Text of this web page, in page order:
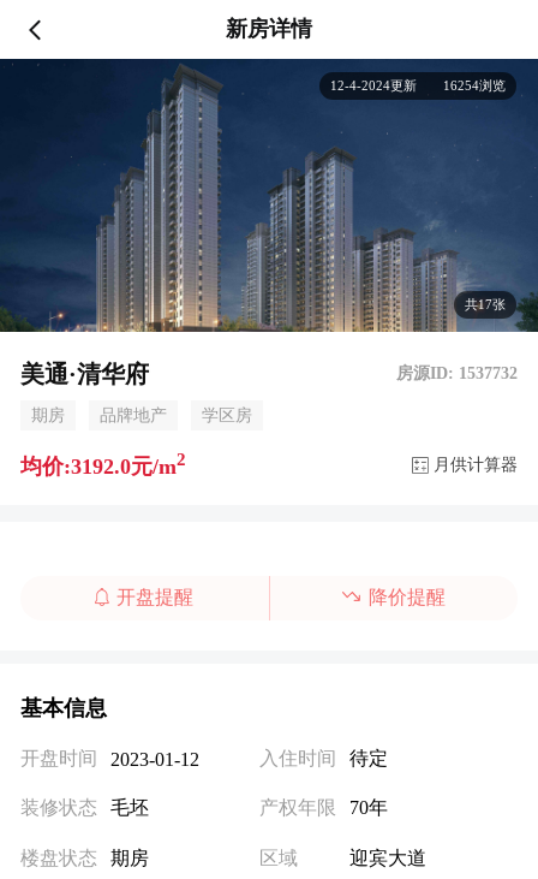
新房详情
12-4-2024更新 16254浏览
共17张
美通·清华府 房源ID: 1537732
期房 品牌地产 学区房
均价:3192.0元/m2 月供计算器
开盘提醒 降价提醒
基本信息
开盘时间 2023-01-12 入住时间 待定
装修状态 毛坯 产权年限 70年
楼盘状态 期房 区域 迎宾大道